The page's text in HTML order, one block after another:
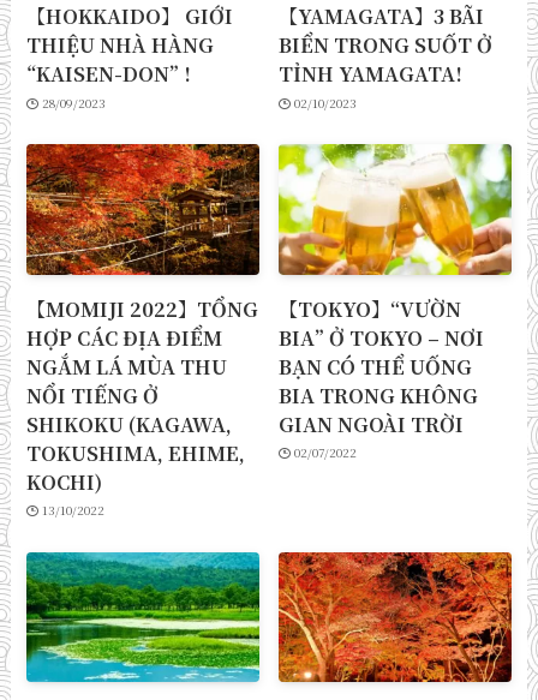
【HOKKAIDO】 GIỚI
THIỆU NHÀ HÀNG
“KAISEN-DON” !
28/09/2023
【YAMAGATA】3 BÃI
BIỂN TRONG SUỐT Ở
TỈNH YAMAGATA!
02/10/2023
【MOMIJI 2022】TỔNG
HỢP CÁC ĐỊA ĐIỂM
NGẮM LÁ MÙA THU
NỔI TIẾNG Ở
SHIKOKU (KAGAWA,
TOKUSHIMA, EHIME,
KOCHI)
13/10/2022
【TOKYO】“VƯỜN
BIA” Ở TOKYO – NƠI
BẠN CÓ THỂ UỐNG
BIA TRONG KHÔNG
GIAN NGOÀI TRỜI
02/07/2022